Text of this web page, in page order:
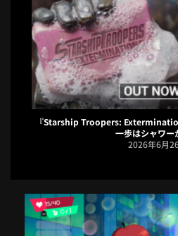
『Starship Troopers:
一歩はシャワー
2026年6月